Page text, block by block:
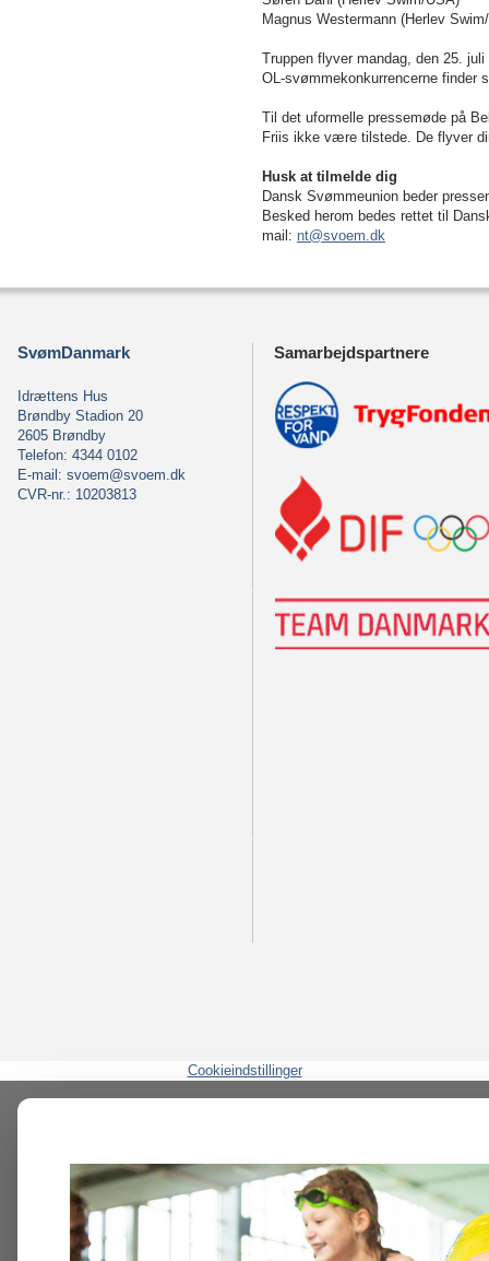
Magnus Westermann (Herlev
Truppen flyver mandag, den 25.
OL-svømmekonkurrencerne finder
Til det uformelle pressemøde på
Friis ikke være tilstede. De flyver
Husk at tilmelde dig
Dansk Svømmeunion beder
Besked herom bedes rettet til
mail: nt@svoem.dk
SvømDanmark
Idrættens Hus
Brøndby Stadion 20
2605 Brøndby
Telefon: 4344 0102
E-mail: svoem@svoem.dk
CVR-nr.: 10203813
Samarbejdspartnere
Cookieindstillinger